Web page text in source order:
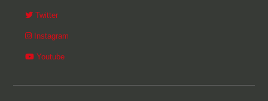
Twitter
Instagram
Youtube